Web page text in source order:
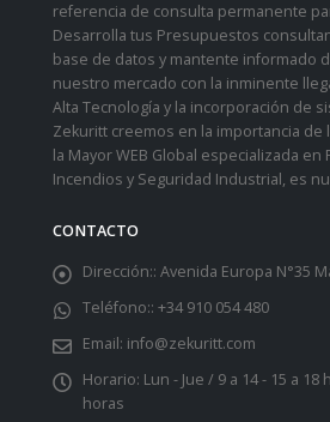
referencia de consulta permanente
Desarrolla tus Presupuestos
base de datos y mantente informado
nuestro mercado con la inminente
Alta Tecnología y la incorporación de
Zekuritt creemos en la importancia de
la Mayor WEB Global especializada en
Incendios y Seguridad Industrial, es
CONTACTO
Dirección:: Avenida Europa N°35
Teléfono:: +34 910 054 480
Email: info@zekuritt.com
Horario: Lun - Jue / 9 a 14 - 15 a 18
horas